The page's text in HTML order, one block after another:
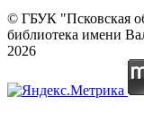
© ГБУК "Псковская
библиотека имени
2026